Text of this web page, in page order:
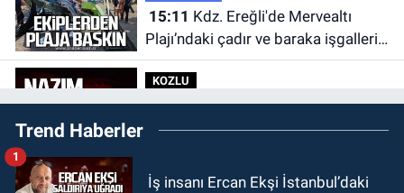
15:11
Plajı’ndaki çadır ve baraka işgalleri
kaldırıldı.
KOZLU
14:31Kozlu'da Nazım Zararcı
evinde ölü bulundu.
Trend Haberler
İş insanı Ercan Ekşi İstanbul’daki
1